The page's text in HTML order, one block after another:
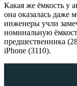
Какая же ёмкость у
она оказалась даже
инженеры учли
номинальную
предшественника
iPhone (3110).